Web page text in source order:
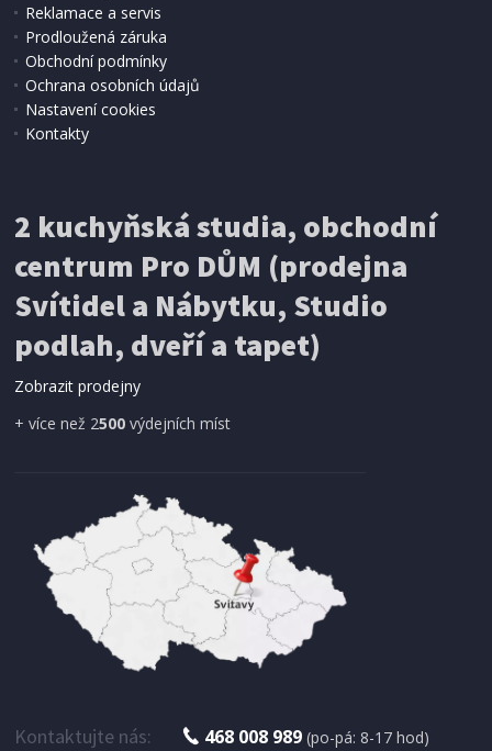
Reklamace a servis
Prodloužená záruka
Obchodní podmínky
Ochrana osobních údajů
Nastavení cookies
Kontakty
2 kuchyňská studia, obchodní
centrum Pro DŮM (prodejna
Svítidel a Nábytku, Studio
podlah, dveří a tapet)
Zobrazit prodejny
+ více než 2500 výdejních míst
Kontaktujte nás: 468 008 989 (po-pá: 8-17 hod)